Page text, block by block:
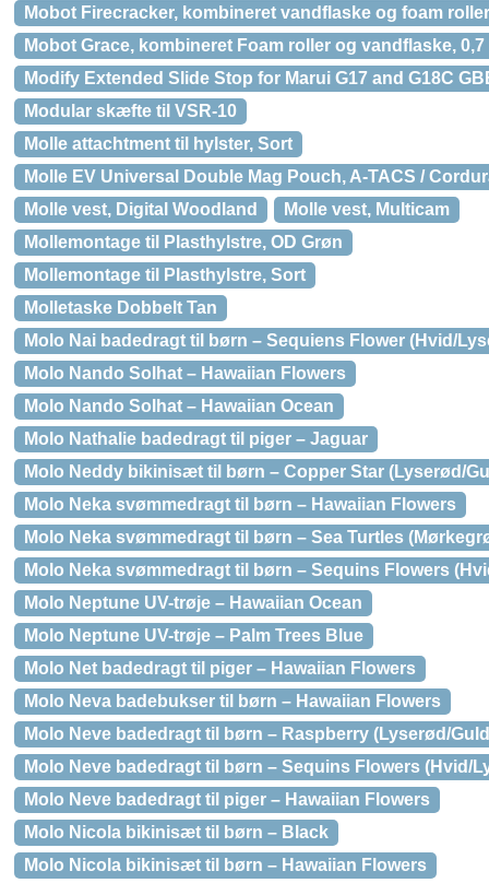
Mobot Firecracker, kombineret vandflaske og foam
Mobot Grace, kombineret Foam roller og vandflaske, 0,7
Modify Extended Slide Stop for Marui G17 and G18C
Modular skæfte til VSR-10
Molle attachtment til hylster, Sort
Molle EV Universal Double Mag Pouch, A-TACS /
Molle vest, Digital Woodland
Molle vest, Multicam
Mollemontage til Plasthylstre, OD Grøn
Mollemontage til Plasthylstre, Sort
Molletaske Dobbelt Tan
Molo Nai badedragt til børn – Sequiens Flower (Hvid/
Molo Nando Solhat – Hawaiian Flowers
Molo Nando Solhat – Hawaiian Ocean
Molo Nathalie badedragt til piger – Jaguar
Molo Neddy bikinisæt til børn – Copper Star (Lyserød/
Molo Neka svømmedragt til børn – Hawaiian Flowers
Molo Neka svømmedragt til børn – Sea Turtles
Molo Neka svømmedragt til børn – Sequins Flowers
Molo Neptune UV-trøje – Hawaiian Ocean
Molo Neptune UV-trøje – Palm Trees Blue
Molo Net badedragt til piger – Hawaiian Flowers
Molo Neva badebukser til børn – Hawaiian Flowers
Molo Neve badedragt til børn – Raspberry (Lyserød/
Molo Neve badedragt til børn – Sequins Flowers (Hvid/
Molo Neve badedragt til piger – Hawaiian Flowers
Molo Nicola bikinisæt til børn – Black
Molo Nicola bikinisæt til børn – Hawaiian Flowers